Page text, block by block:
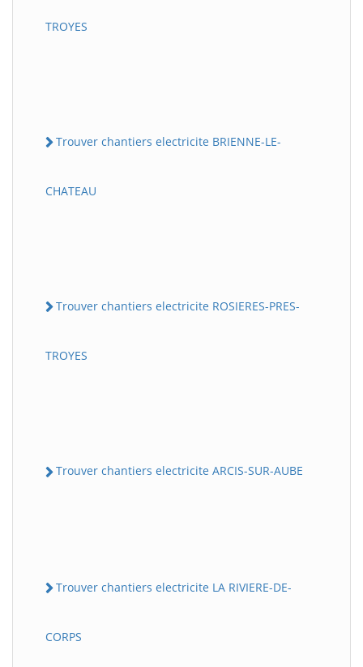
TROYES
Trouver chantiers electricite BRIENNE-LE-
CHATEAU
Trouver chantiers electricite ROSIERES-PRES-
TROYES
Trouver chantiers electricite ARCIS-SUR-AUBE
Trouver chantiers electricite LA RIVIERE-DE-
CORPS